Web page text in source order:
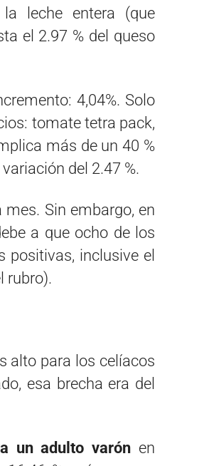
leche entera (que
el 2.97 % del queso
4,04%. Solo
tomate tetra pack,
más de un 40 %
del 2.47 %.
Sin embargo, en
a que ocho de los
positivas, inclusive el
rubro).
alto para los celíacos
esa brecha era del
un adulto varón en